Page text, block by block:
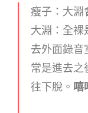
瘦子：大淵
大淵：全裸
去外面錄音
常是進去之
往下脫。 嘻